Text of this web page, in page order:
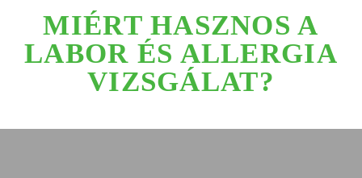
MIÉRT HASZNOS A
LABOR ÉS ALLERGIA
VIZSGÁLAT?